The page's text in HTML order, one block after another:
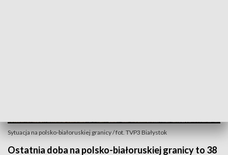
Sytuacja na polsko-białoruskiej granicy / fot. TVP3 Białystok
Ostatnia doba na polsko-białoruskiej granicy to 38